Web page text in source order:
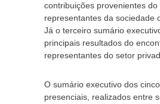
contribuições provenientes
representantes da sociedade
Já o terceiro sumário
principais resultados do
representantes do setor
O sumário executivo dos
presenciais, realizados entre